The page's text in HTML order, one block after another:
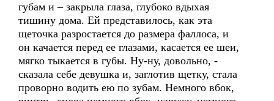
губам и – закрыла глаза, глубоко вдыхая
тишину дома. Ей представилось, как эта
щеточка разростается до размера фаллоса, и
он качается перед ее глазами, касается ее шеи,
мягко тыкается в губы. Ну-ну, довольно, -
сказала себе девушка и, заглотив щетку, стала
проворно водить ею по зубам. Немного вбок,